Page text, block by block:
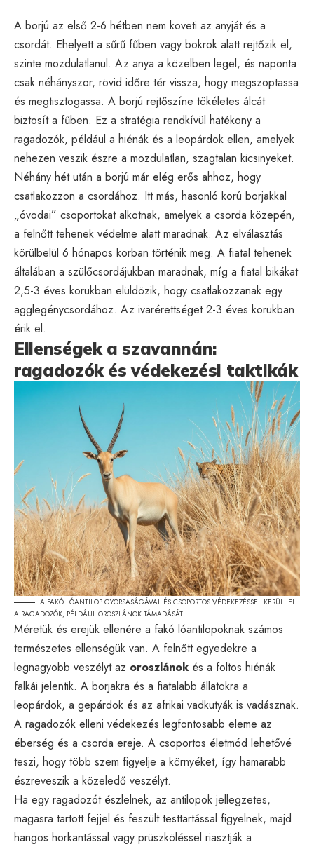
A borjú az első 2-6 hétben nem követi az anyját és a
csordát. Ehelyett a sűrű fűben vagy bokrok alatt rejtőzik el,
szinte mozdulatlanul. Az anya a közelben legel, és naponta
csak néhányszor, rövid időre tér vissza, hogy megszoptassa
és megtisztogassa. A borjú rejtőszíne tökéletes álcát
biztosít a fűben. Ez a stratégia rendkívül hatékony a
ragadozók, például a hiénák és a leopárdok ellen, amelyek
nehezen veszik észre a mozdulatlan, szagtalan kicsinyeket.
Néhány hét után a borjú már elég erős ahhoz, hogy
csatlakozzon a csordához. Itt más, hasonló korú borjakkal
„óvodai” csoportokat alkotnak, amelyek a csorda közepén,
a felnőtt tehenek védelme alatt maradnak. Az elválasztás
körülbelül 6 hónapos korban történik meg. A fiatal tehenek
általában a szülőcsordájukban maradnak, míg a fiatal bikákat
2,5-3 éves korukban elüldözik, hogy csatlakozzanak egy
agglegénycsordához. Az ivarérettséget 2-3 éves korukban
érik el.
Ellenségek a szavannán:
ragadozók és védekezési taktikák
A FAKÓ LÓANTILOP GYORSASÁGÁVAL ÉS CSOPORTOS VÉDEKEZÉSSEL KERÜLI EL
A RAGADOZÓK, PÉLDÁUL OROSZLÁNOK TÁMADÁSÁT.
Méretük és erejük ellenére a fakó lóantilopoknak számos
természetes ellenségük van. A felnőtt egyedekre a
legnagyobb veszélyt az oroszlánok és a foltos hiénák
falkái jelentik. A borjakra és a fiatalabb állatokra a
leopárdok, a gepárdok és az afrikai vadkutyák is vadásznak.
A ragadozók elleni védekezés legfontosabb eleme az
éberség és a csorda ereje. A csoportos életmód lehetővé
teszi, hogy több szem figyelje a környéket, így hamarabb
észreveszik a közeledő veszélyt.
Ha egy ragadozót észlelnek, az antilopok jellegzetes,
magasra tartott fejjel és feszült testtartással figyelnek, majd
hangos horkantással vagy prüszköléssel riasztják a